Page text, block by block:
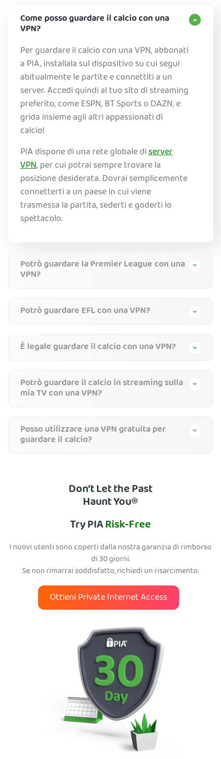
Come posso guardare il calcio con una
VPN?
Per guardare il calcio con una VPN, abbonati
a PIA, installala sul dispositivo su cui segui
abitualmente le partite e connettiti a un
server. Accedi quindi al tuo sito di streaming
preferito, come ESPN, BT Sports o DAZN, e
grida insieme agli altri appassionati di
calcio!
PIA dispone di una rete globale diserver
VPN, per cui potrai sempre trovare la
posizione desiderata. Dovrai semplicemente
connetterti a un paese in cui viene
trasmessa la partita, sederti e goderti lo
spettacolo.
Potrò guardare la Premier League con una
VPN?
Potrò guardare EFL con una VPN?
È legale guardare il calcio con una VPN?
Potrò guardare il calcio in streaming sulla
mia TV con una VPN?
Posso utilizzare una VPN gratuita per
guardare il calcio?
Don’t Let the Past
Haunt You®
Try PIARisk-Free
I nuovi utenti sono coperti dalla nostra garanzia di rimborso
di 30 giorni.
Se non rimarrai soddisfatto, richiedi un risarcimento.
Ottieni Private Internet Access